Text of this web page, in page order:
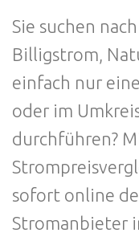
Sie suchen
Billigstrom,
einfach nur
oder im
durchführen?
sofort online
Stromanbieter